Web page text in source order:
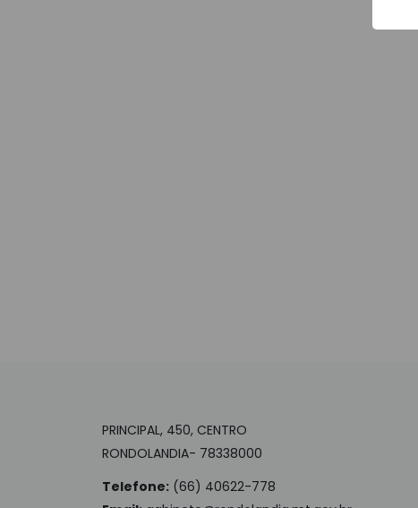
PRINCIPAL, 450, CENTRO
RONDOLANDIA- 78338000
Telefone: (66) 40622-778